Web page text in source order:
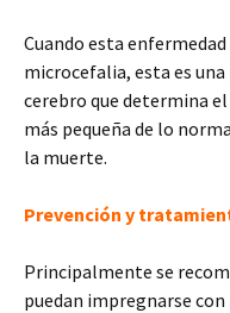
Cuando esta
microcefalia, esta es
cerebro que determina
más pequeña de lo
la muerte.
Prevención y
Principalmente se
puedan impregnarse